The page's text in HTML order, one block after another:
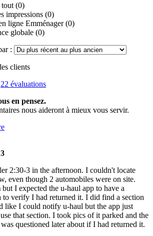
(0)
impressions (0)
ligne Emménager (0)
globale (0)
:
clients
22 évaluations
en pensez.
nous aideront à mieux vous servir.
3
2:30-3 in the afternoon. I couldn't locate
even though 2 automobiles were on site.
I expected the u-haul app to have a
verify I had returned it. I did find a section
like I could notify u-haul but the app just
that section. I took pics of it parked and the
questioned later about if I had returned it.